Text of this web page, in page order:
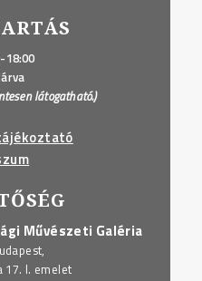
18:00
látogatható.)
Művészeti Galéria
17. I. emelet